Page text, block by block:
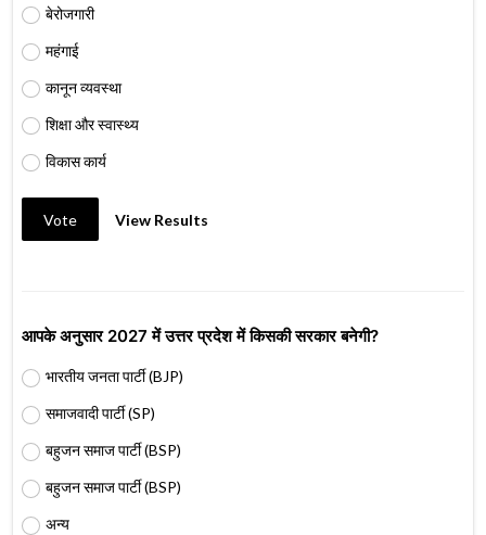
बेरोजगारी
महंगाई
कानून व्यवस्था
शिक्षा और स्वास्थ्य
विकास कार्य
Vote View Results
आपके अनुसार 2027 में उत्तर प्रदेश में किसकी सरकार बनेगी?
भारतीय जनता पार्टी (BJP)
समाजवादी पार्टी (SP)
बहुजन समाज पार्टी (BSP)
बहुजन समाज पार्टी (BSP)
अन्य